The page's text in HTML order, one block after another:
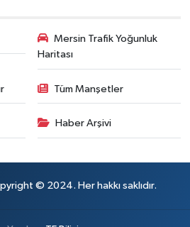
Mersin Trafik Yoğunluk
Haritası
Tüm Manşetler
Haber Arşivi
© 2024. Her hakkı saklıdır.